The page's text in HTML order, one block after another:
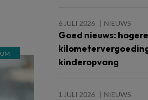
6 JULI 2026 NIEUWS
Goed nieuws: hogere
kinderopvang
1 JULI 2026 NIEUWS